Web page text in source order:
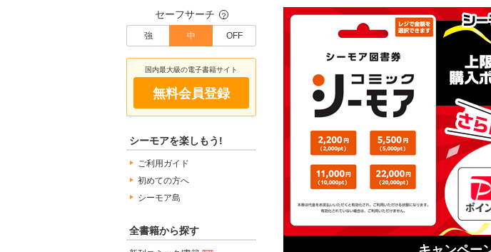
セーフサーチ ？
強 中 OFF
国内最大級の電子書籍サイト
無料会員登録
シーモアを楽しもう!
ご利用ガイド
初めての方へ
シーモア島
全書籍から探す